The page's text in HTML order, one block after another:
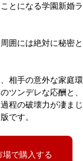
とになる学園新婚ラ
囲には絶対に秘密と
相手の意外な家庭環
ツンデレな応酬と、
程の破壊力が凄まじ
です。
場で購入する